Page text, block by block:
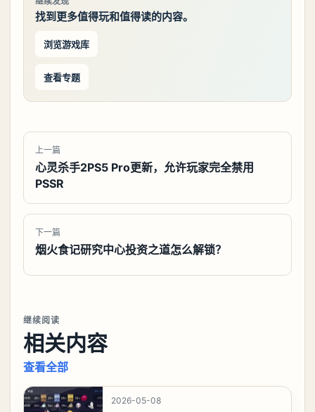
找到更多值得玩和值得读的内容。
浏览游戏库
查看专题
上一篇
心灵杀手2PS5 Pro更新，允许玩家完全禁用
PSSR
下一篇
烟火食记研究中心投资之道怎么解锁？
继续阅读
相关内容
查看全部
2026-05-08